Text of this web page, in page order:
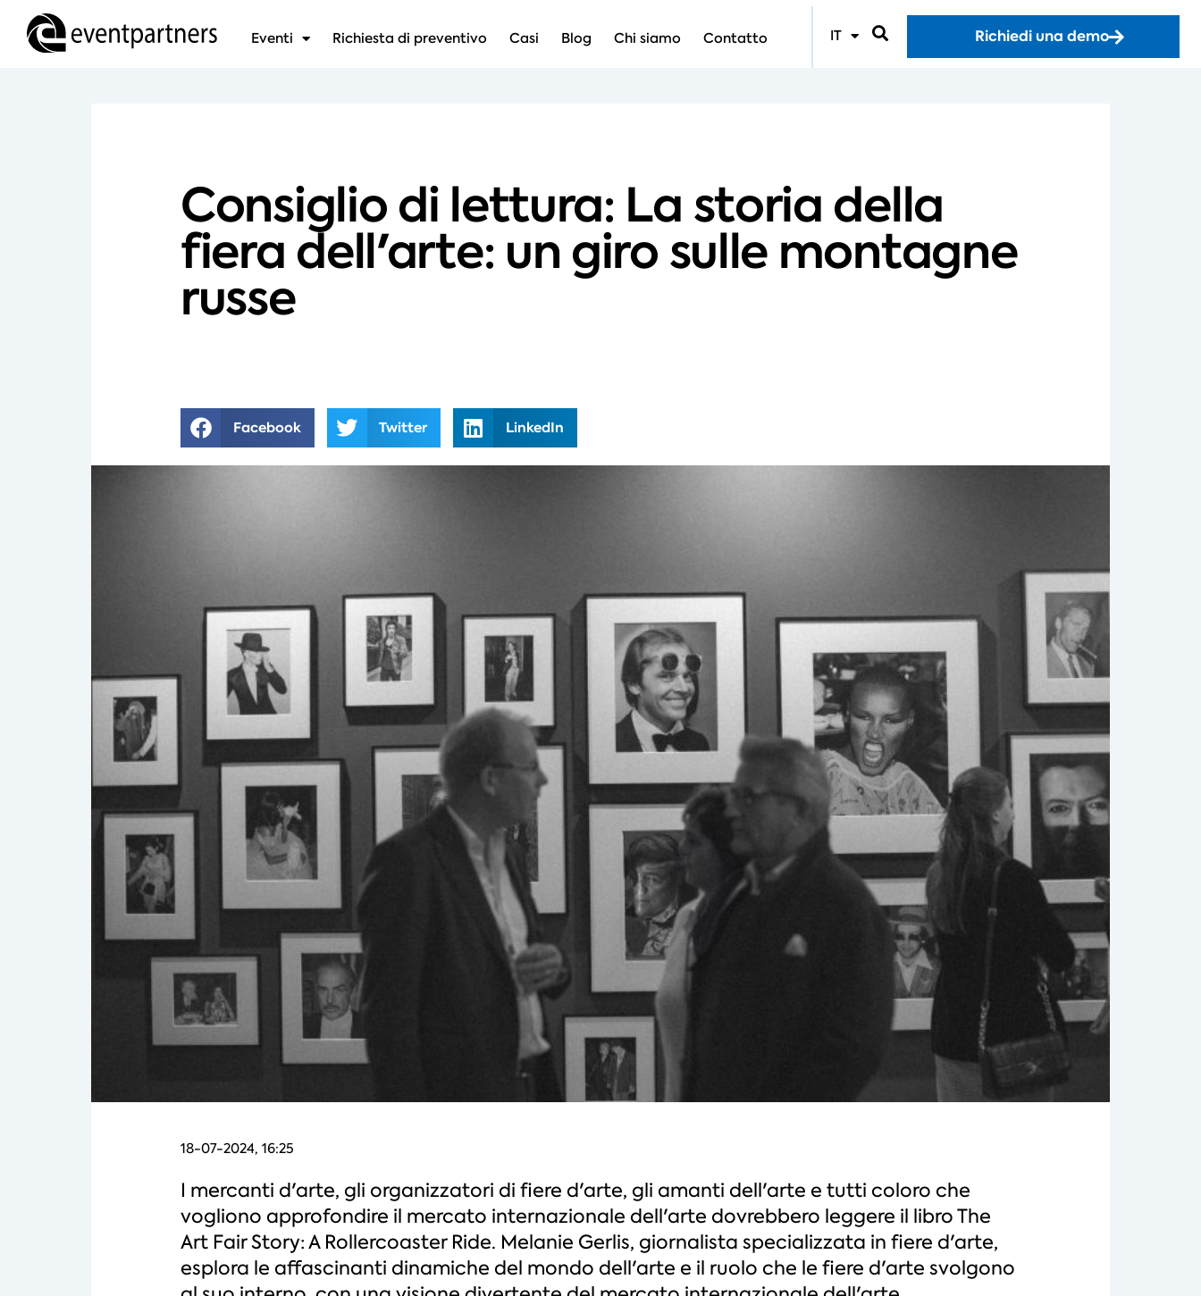
Eventi Richiesta di preventivo Casi Blog Chi siamo Contatto IT Richiedi una demo
Consiglio di lettura: La storia della
fiera dell'arte: un giro sulle montagne
russe
Facebook Twitter LinkedIn
18-07-2024, 16:25
I mercanti d'arte, gli organizzatori di fiere d'arte, gli amanti dell'arte e tutti coloro che
vogliono approfondire il mercato internazionale dell'arte dovrebbero leggere il libro The
Art Fair Story: A Rollercoaster Ride. Melanie Gerlis, giornalista specializzata in fiere d'arte,
esplora le affascinanti dinamiche del mondo dell'arte e il ruolo che le fiere d'arte svolgono